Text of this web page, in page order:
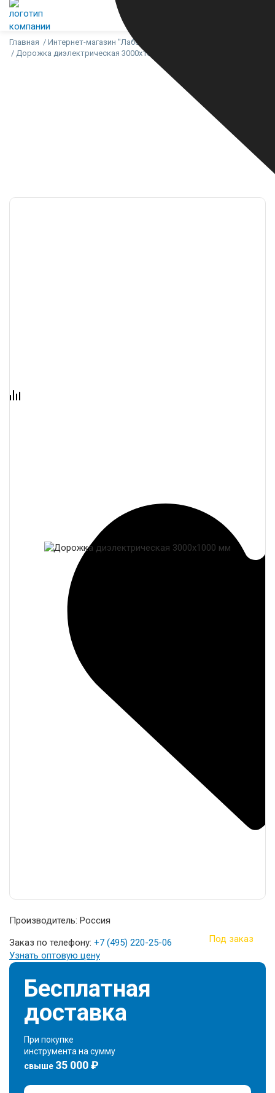
Главная Интернет-магазин "Лабсиз"
Дорожка диэлектрическая 3000х1000 мм
диэлектрическая
Производитель: Россия
Под заказ
Заказ по телефону: +7 (495) 220-25-06
Узнать оптовую цену
Бесплатная
доставка
При покупке
инструмента на сумму
свыше 35 000 ₽